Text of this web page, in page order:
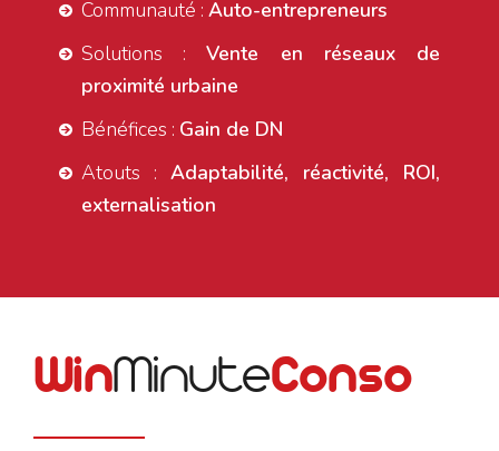
Communauté : Auto-entrepreneurs
Solutions :Vente en réseaux de
proximité urbaine
Bénéfices : Gain de DN
Atouts : Adaptabilité, réactivité, ROI,
externalisation
WinMinuteConso